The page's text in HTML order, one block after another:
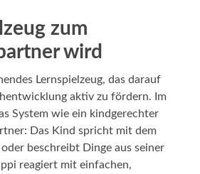
zum
wird
Lernspielzeug, das darauf
aktiv zu fördern. Im
System wie ein kindgerechter
Das Kind spricht mit dem
beschreibt Dinge aus seiner
reagiert mit einfachen,